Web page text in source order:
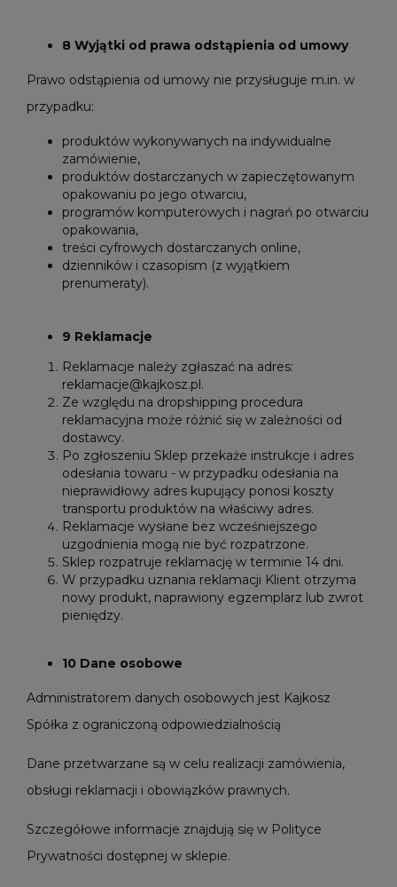
8 Wyjątki od prawa odstąpienia od umowy
Prawo odstąpienia od umowy nie przysługuje m.in. w
przypadku:
produktów wykonywanych na indywidualne
zamówienie,
produktów dostarczanych w zapieczętowanym
opakowaniu po jego otwarciu,
programów komputerowych i nagrań po otwarciu
opakowania,
treści cyfrowych dostarczanych online,
dzienników i czasopism (z wyjątkiem
prenumeraty).
9 Reklamacje
Reklamacje należy zgłaszać na adres:
reklamacje@kajkosz.pl.
Ze względu na dropshipping procedura
reklamacyjna może różnić się w zależności od
dostawcy.
Po zgłoszeniu Sklep przekaże instrukcje i adres
odesłania towaru - w przypadku odesłania na
nieprawidłowy adres kupujący ponosi koszty
transportu produktów na właściwy adres.
Reklamacje wysłane bez wcześniejszego
uzgodnienia mogą nie być rozpatrzone.
Sklep rozpatruje reklamację w terminie 14 dni.
W przypadku uznania reklamacji Klient otrzyma
nowy produkt, naprawiony egzemplarz lub zwrot
pieniędzy.
10 Dane osobowe
Administratorem danych osobowych jest Kajkosz
Spółka z ograniczoną odpowiedzialnością
Dane przetwarzane są w celu realizacji zamówienia,
obsługi reklamacji i obowiązków prawnych.
Szczegółowe informacje znajdują się w Polityce
Prywatności dostępnej w sklepie.